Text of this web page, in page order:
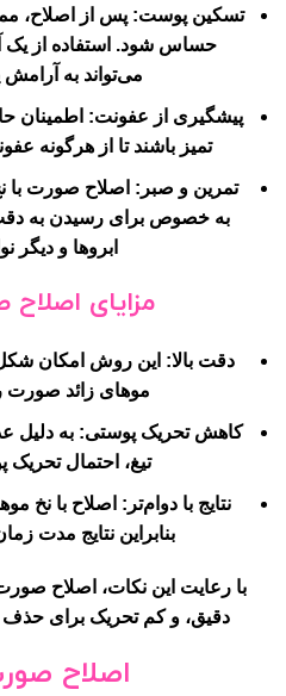
تسکین پوست: پس از اصلاح،
حساس شود. استفاده از یک
می‌تواند به
پیشگیری از عفونت: اطمینان
تمیز باشند تا از هرگونه
تمرین و صبر : اصلاح صورت با
به خصوص برای رسیدن به
ابروها و
مزایای
دقت بالا: این روش امکان
موهای زائد صورت
کاهش تحریک پوستی: به دلیل
تیغ، احتمال
نتایج با دوام‌تر : اصلاح با نخ
بنابراین نتایج مدت
با رعایت این نکات، اصلاح
دقیق، و کم تحریک برای
اصلاح